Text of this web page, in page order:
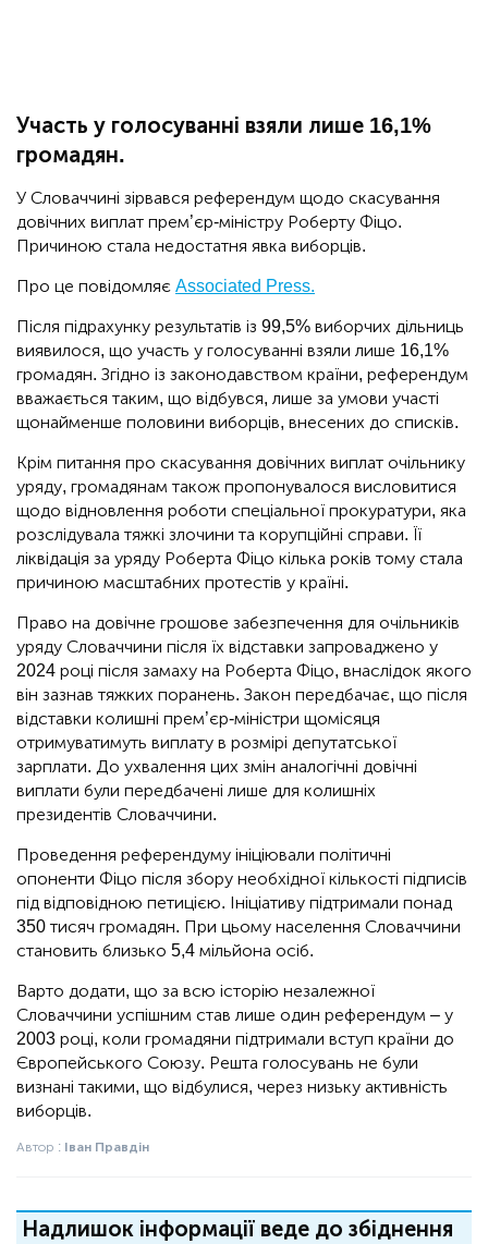
Участь у голосуванні взяли лише 16,1%
громадян.
У Словаччині зірвався референдум щодо скасування
довічних виплат прем’єр-міністру Роберту Фіцо.
Причиною стала недостатня явка виборців.
Про це повідомляє Associated Press.
Після підрахунку результатів із 99,5% виборчих дільниць
виявилося, що участь у голосуванні взяли лише 16,1%
громадян. Згідно із законодавством країни, референдум
вважається таким, що відбувся, лише за умови участі
щонайменше половини виборців, внесених до списків.
Крім питання про скасування довічних виплат очільнику
уряду, громадянам також пропонувалося висловитися
щодо відновлення роботи спеціальної прокуратури, яка
розслідувала тяжкі злочини та корупційні справи. Її
ліквідація за уряду Роберта Фіцо кілька років тому стала
причиною масштабних протестів у країні.
Право на довічне грошове забезпечення для очільників
уряду Словаччини після їх відставки запроваджено у
2024 році після замаху на Роберта Фіцо, внаслідок якого
він зазнав тяжких поранень. Закон передбачає, що після
відставки колишні прем’єр-міністри щомісяця
отримуватимуть виплату в розмірі депутатської
зарплати. До ухвалення цих змін аналогічні довічні
виплати були передбачені лише для колишніх
президентів Словаччини.
Проведення референдуму ініціювали політичні
опоненти Фіцо після збору необхідної кількості підписів
під відповідною петицією. Ініціативу підтримали понад
350 тисяч громадян. При цьому населення Словаччини
становить близько 5,4 мільйона осіб.
Варто додати, що за всю історію незалежної
Словаччини успішним став лише один референдум – у
2003 році, коли громадяни підтримали вступ країни до
Європейського Союзу. Решта голосувань не були
визнані такими, що відбулися, через низьку активність
виборців.
Автор : Іван Правдін
Надлишок інформації веде до збіднення